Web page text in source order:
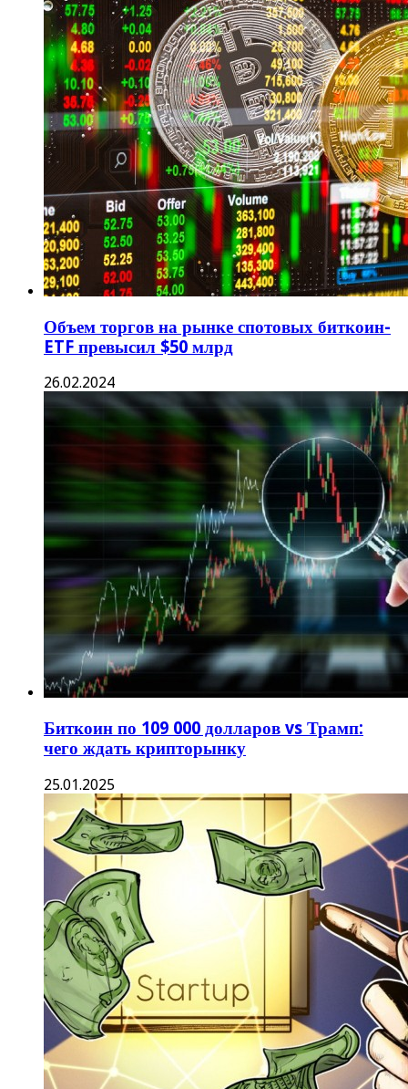
Объем торгов на рынке спотовых биткоин-
ETF превысил $50 млрд
26.02.2024
Биткоин по 109 000 долларов vs Трамп:
чего ждать крипторынку
25.01.2025